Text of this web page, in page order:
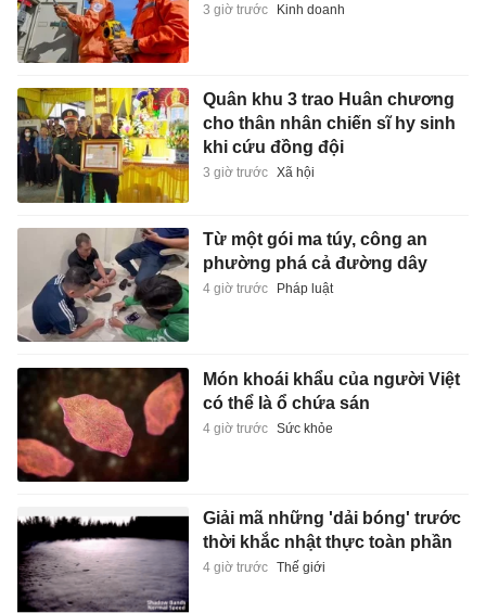
3 giờ trước Kinh doanh
Quân khu 3 trao Huân chương
cho thân nhân chiến sĩ hy sinh
khi cứu đồng đội
3 giờ trước Xã hội
Từ một gói ma túy, công an
phường phá cả đường dây
4 giờ trước Pháp luật
Món khoái khẩu của người Việt
có thể là ổ chứa sán
4 giờ trước Sức khỏe
Giải mã những 'dải bóng' trước
thời khắc nhật thực toàn phần
4 giờ trước Thế giới